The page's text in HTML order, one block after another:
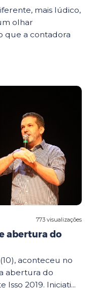
mais lúdico,
olhar
que a contadora
773 visualizações
abertura do
aconteceu no
abertura do
2019. Iniciati...